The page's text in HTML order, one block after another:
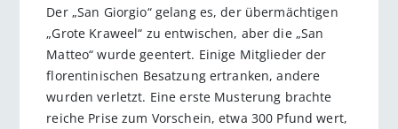
Der „San Giorgio“ gelang es, der übermächtigen
„Grote Kraweel“ zu entwischen, aber die „San
Matteo“ wurde geentert. Einige Mitglieder der
florentinischen Besatzung ertranken, andere
wurden verletzt. Eine erste Musterung brachte
reiche Prise zum Vorschein, etwa 300 Pfund wert,